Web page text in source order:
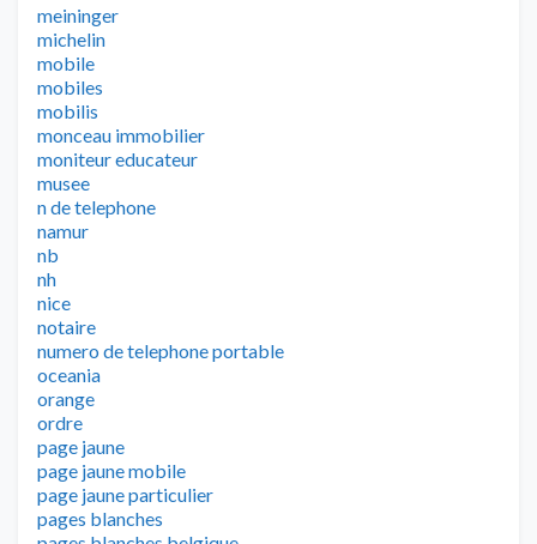
meininger
michelin
mobile
mobiles
mobilis
monceau immobilier
moniteur educateur
musee
n de telephone
namur
nb
nh
nice
notaire
numero de telephone portable
oceania
orange
ordre
page jaune
page jaune mobile
page jaune particulier
pages blanches